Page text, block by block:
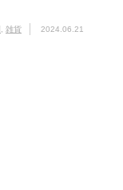
雑貨 2024.06.21